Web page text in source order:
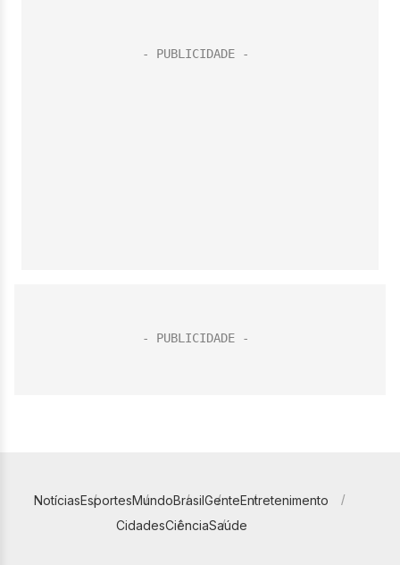
NotíciasEsportesMundoBrasilGenteEntretenimento
CidadesCiênciaSaúde